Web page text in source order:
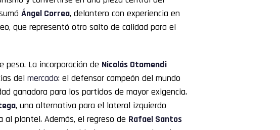
Ángel Correa, delantero con experiencia en
que representó otro salto de calidad para el
peso. La incorporación de Nicolás Otamendi
del mercado: el defensor campeón del mundo
ganadora para los partidos de mayor exigencia.
, una alternativa para el lateral izquierdo
plantel. Además, el regreso de Rafael Santos